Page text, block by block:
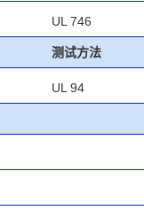
UL 746
测试方法
UL 94